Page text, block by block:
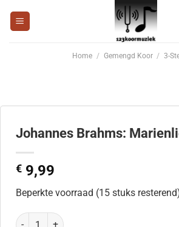
naar
Home / Gemengd Koor / 3-
Johannes Brahms:
€ 9,99
Beperkte voorraad (15 stuks
Johannes Brahms: Marienlieder (SAM)